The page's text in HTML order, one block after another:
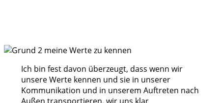
Ich bin fest davon überzeugt, dass wenn wir
unsere Werte kennen und sie in unserer
Kommunikation und in unserem Auftreten nach